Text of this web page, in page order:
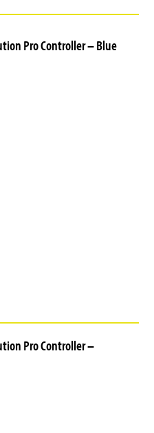
Pro Controller – Blue
Pro Controller –